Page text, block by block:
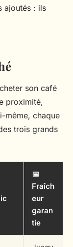
ajoutés : ils
son café
proximité,
même, chaque
trois grands
📅
Fraîch
eur
garan
tie